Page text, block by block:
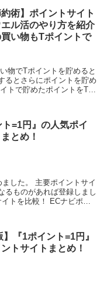
約術】ポイントサイト
ル活のやり方を紹介
買い物もTポイントで
るとさらにポイントを貯め
ト=1円』の人気ポイ
とめ！
イントサイ
るものがあれば登録しまし
】『1ポイント=1円』
トサイトまとめ！